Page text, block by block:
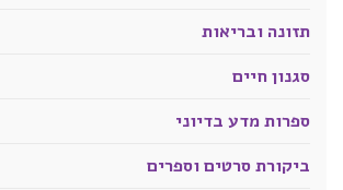
תזונה ובריאות
סגנון חיים
ספרות מדע בדיוני
ביקורת סרטים וספרים